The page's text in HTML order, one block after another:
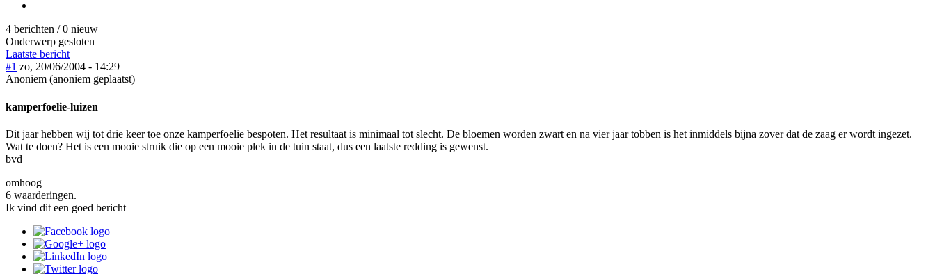
4 berichten / 0 nieuw
Onderwerp gesloten
Laatste bericht
#1 zo, 20/06/2004 - 14:29
Anoniem (anoniem geplaatst)
kamperfoelie-luizen
Dit jaar hebben wij tot drie keer toe onze kamperfoelie bespoten. Het resultaat is minimaal tot slecht. De bloemen worden zwart en na vier jaar tobben is het inmiddels bijna zover dat de zaag er wordt ingezet.
Wat te doen? Het is een mooie struik die op een mooie plek in de tuin staat, dus een laatste redding is gewenst.
bvd
omhoog
6 waarderingen.
Ik vind dit een goed bericht